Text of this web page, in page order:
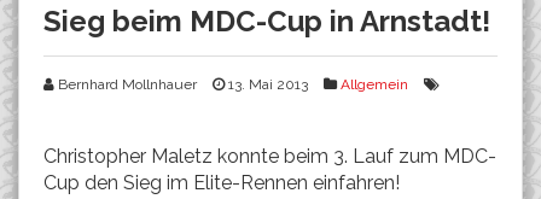
Sieg beim MDC-Cup in Arnstadt!
Bernhard Mollnhauer 13. Mai 2013 Allgemein
Christopher Maletz konnte beim 3. Lauf zum MDC-
Cup den Sieg im Elite-Rennen einfahren!